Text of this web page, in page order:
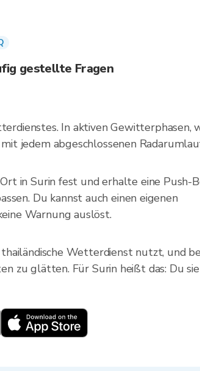
gestellte Fragen
In aktiven Gewitterphasen,
jedem abgeschlossenen
in Surin fest und erhalte eine Push-
Du kannst auch einen eigenen
Warnung auslöst.
Wetterdienst nutzt, und
zu glätten. Für Surin heißt das: Du